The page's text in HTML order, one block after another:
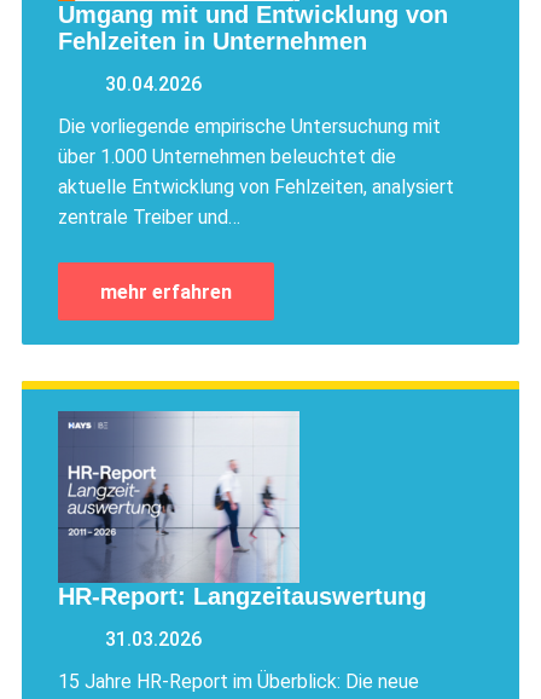
Umgang mit und Entwicklung von
Fehlzeiten in Unternehmen
30.04.2026
Die vorliegende empirische Untersuchung mit
über 1.000 Unternehmen beleuchtet die
aktuelle Entwicklung von Fehlzeiten, analysiert
zentrale Treiber und…
mehr erfahren
HR-Report: Langzeitauswertung
31.03.2026
15 Jahre HR-Report im Überblick: Die neue